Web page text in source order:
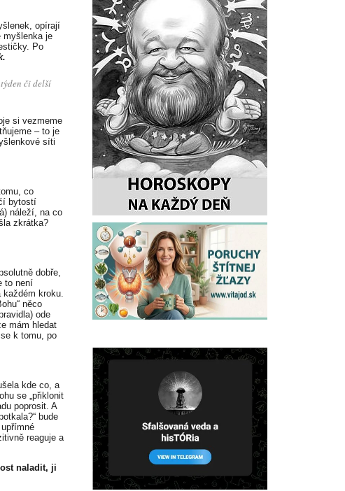
opírají
myšlenka je
Po
či delší
si vezmeme
– to je
síti
co
bytostí
náleží, na co
zkrátka?
dobře,
to není
kroku.
něco
ode
mám hledat
k tomu, po
kde co, a
se „přiklonit
poprosit. A
bude
reaguje a
naladit, ji